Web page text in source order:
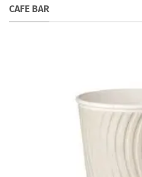
CAFE BAR